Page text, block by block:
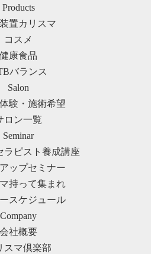
Products
置カリスマ
コスメ
健康食品
バランス
Salon
験・施術希望
ロン一覧
Seminar
ラピスト養成講座
ップセミナー
持って集まれ
スケジュール
Company
会社概要
スマ倶楽部